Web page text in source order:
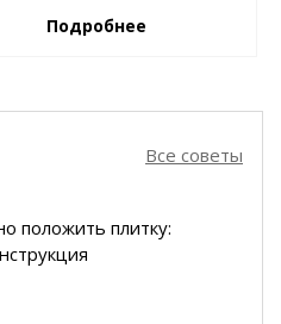
Подробнее
Все советы
положить плитку: